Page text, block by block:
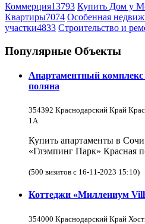
Коммерция13793 Купить Дом у
Квартиры7074 Особенная
участки4833 Строительство и
Популярные Объекты
Апартаментный
поляна
354392 Краснодарский Край
1А
Купить апартаменты в
«Глэмпинг Парк» Красная
(500 визитов с 16-11-2023 15:10)
Коттеджи «Миллениум
354000 Краснодарский Край